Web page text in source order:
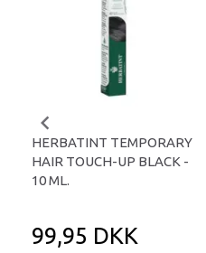
HERBATINT TEMPORARY
HAIR TOUCH-UP BLACK -
10 ML.
99,95 DKK